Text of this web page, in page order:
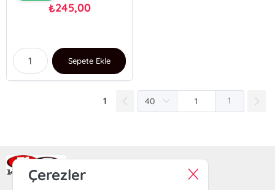
₺245,00
Sepete Ekle
1 1
Ra Yayın Kitabevi
Çerezler